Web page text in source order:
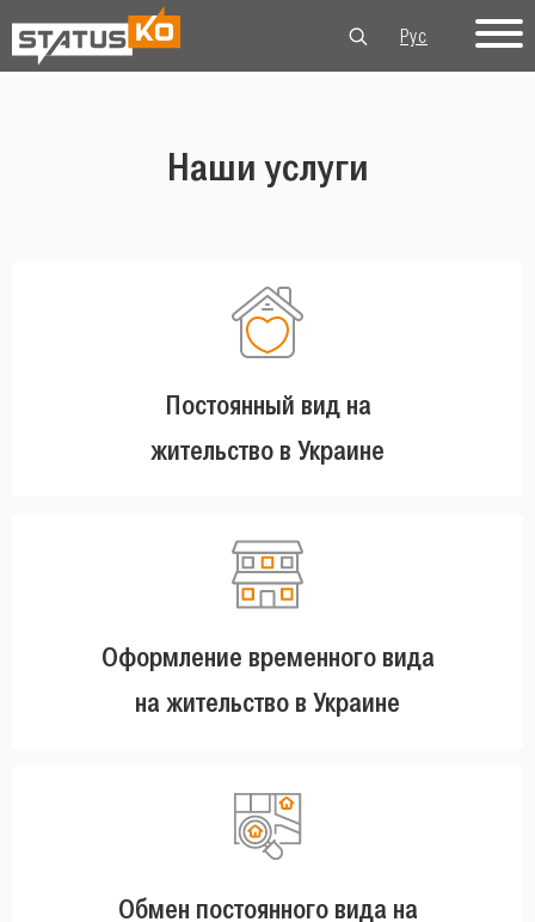
Рус
Укр
Наши услуги
Постоянный вид на
жительство в Украине
Оформление временного вида
на жительство в Украине
Обмен постоянного вида на